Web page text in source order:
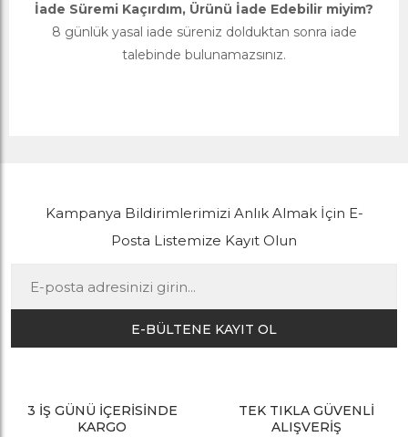
İade Süremi Kaçırdım, Ürünü İade Edebilir miyim?
8 günlük yasal iade süreniz dolduktan sonra iade
talebinde bulunamazsınız.
Kampanya Bildirimlerimizi Anlık Almak İçin E-
Posta Listemize Kayıt Olun
E-BÜLTENE KAYIT OL
3 İŞ GÜNÜ İÇERİSİNDE
KARGO
TEK TIKLA GÜVENLİ
ALIŞVERİŞ